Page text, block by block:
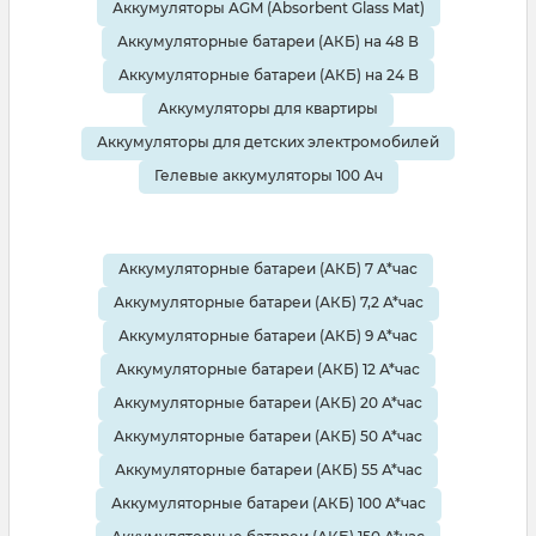
поэтому их лучше использовать для автономного
энергоснабжения котлов, холодильников,
офисных компьютеров и других подобных
Ventura GPL
ресурсом. Подходят для профессионального
применения — в офисах, магазинах, банках и т.д.
Такой аккумулятор Ventura имеет срок службы до
12 лет в буферном режиме. Он способен
поддерживать автономную работу мощных
компьютеров, кассовых терминалов, систем
видеонаблюдения и другого подобного
оборудования.
Ventura FT
Аккумуляторы AGM (Absorbent Glass Mat)
Аккумуляторные батареи (АКБ) на 48 В
Аккумуляторные батареи (АКБ) на 24 В
Аккумуляторы для квартиры
Аккумуляторы для детских электромобилей
Гелевые аккумуляторы 100 Ач
Аккумуляторные батареи (АКБ) 7 А*час
Аккумуляторные батареи (АКБ) 7,2 А*час
Аккумуляторные батареи (АКБ) 9 А*час
Аккумуляторные батареи (АКБ) 12 А*час
Аккумуляторные батареи (АКБ) 20 А*час
Аккумуляторные батареи (АКБ) 50 А*час
Аккумуляторные батареи (АКБ) 55 А*час
Аккумуляторные батареи (АКБ) 100 А*час